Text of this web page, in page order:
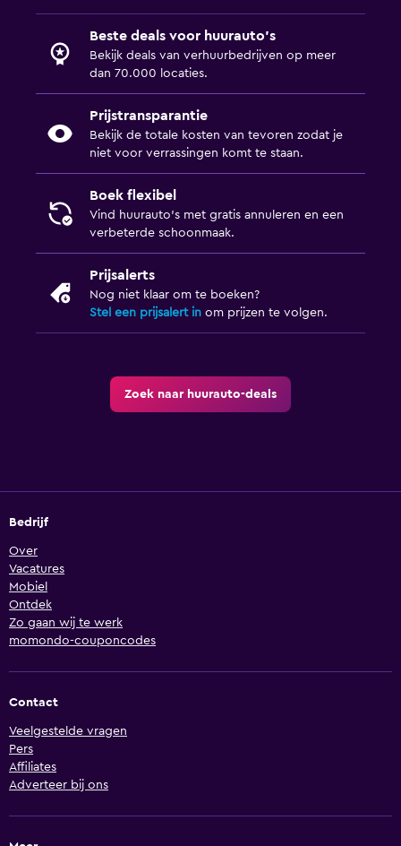
Beste deals voor huurauto's
Bekijk deals van verhuurbedrijven op meer
dan 70.000 locaties.
Prijstransparantie
Bekijk de totale kosten van tevoren zodat je
niet voor verrassingen komt te staan.
Boek flexibel
Vind huurauto's met gratis annuleren en een
verbeterde schoonmaak.
Prijsalerts
Nog niet klaar om te boeken?
Stel een prijsalert in om prijzen te volgen.
Zoek naar huurauto-deals
Bedrijf
Over
Vacatures
Mobiel
Ontdek
Zo gaan wij te werk
momondo-couponcodes
Contact
Veelgestelde vragen
Pers
Affiliates
Adverteer bij ons